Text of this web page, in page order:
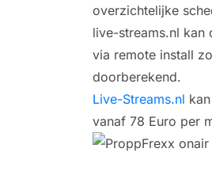
overzichtelijke
live-streams.nl kan
via remote install
doorberekend.
Live-Streams.nl
vanaf 78 Euro per